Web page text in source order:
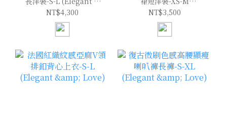
Love)
NT$4,300
(Elegant & Love)
NT$3,500